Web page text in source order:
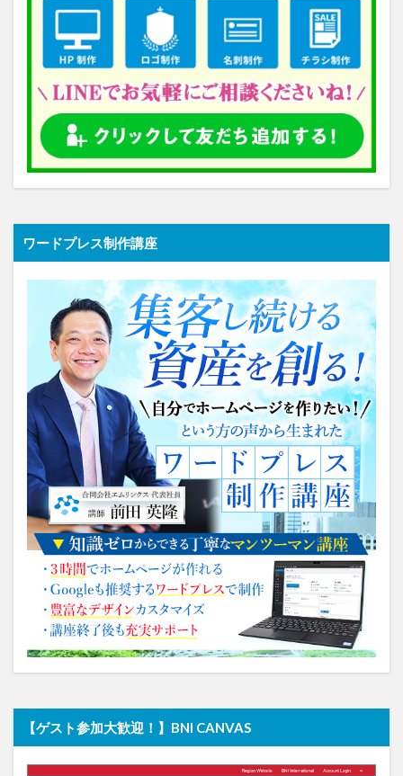
ワードプレス制作講座
【ゲスト参加大歓迎！】BNI CANVAS